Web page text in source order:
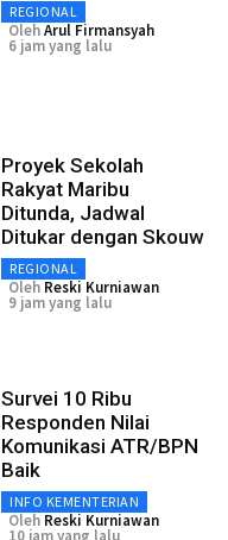
REGIONAL
OlehArul Firmansyah
6 jam yang lalu
Proyek Sekolah
Rakyat Maribu
Ditunda, Jadwal
Ditukar dengan Skouw
REGIONAL
Oleh Reski Kurniawan
9 jam yang lalu
Survei 10 Ribu
Responden Nilai
Komunikasi ATR/BPN
Baik
INFO KEMENTERIAN
Oleh Reski Kurniawan
10 jam yang lalu